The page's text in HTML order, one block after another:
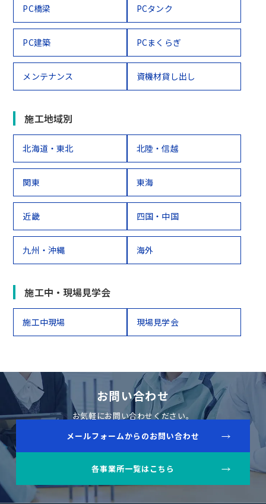
PC橋梁 PCタンク
PC建築 PCまくらぎ
メンテナンス 資機材貸し出し
施工地域別
北海道・東北 北陸・信越
関東 東海
近畿 四国・中国
九州・沖縄 海外
施工中・現場見学会
施工中現場 現場見学会
お問い合わせ
お気軽にお問い合わせください。
メールフォームからのお問い合わせ
各事業所一覧はこちら